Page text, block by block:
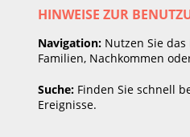
HINWEISE ZUR
Navigation: Nutzen Sie
Familien, Nachkommen
Suche: Finden Sie schnell
Ereignisse.